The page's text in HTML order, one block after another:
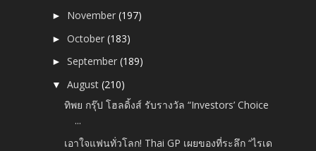
► November(197)
►October(183)
►September(189)
▼August(210)
ทิพย กรุ๊ป โฮลดิ้งส์ รับรางวัล “Investors’ Choice
...
เอาใจแฟนทั่วโลก! Thai GP เผยของที่ระลึก “ไรเด